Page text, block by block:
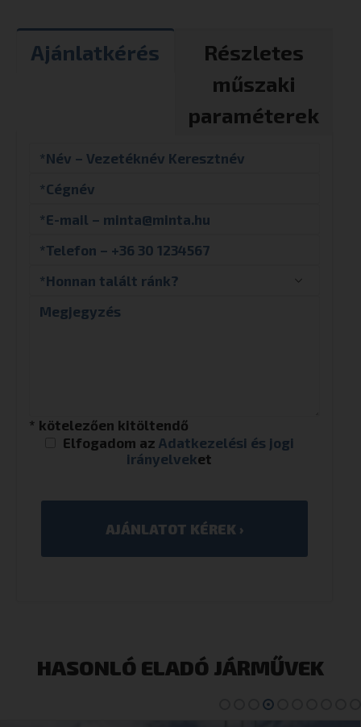
Ajánlatkérés
Részletes
műszaki
paraméterek
* kötelezően kitöltendő
Elfogadom az Adatkezelési és jogi
irányelveket
HASONLÓ ELADÓ JÁRMŰVEK